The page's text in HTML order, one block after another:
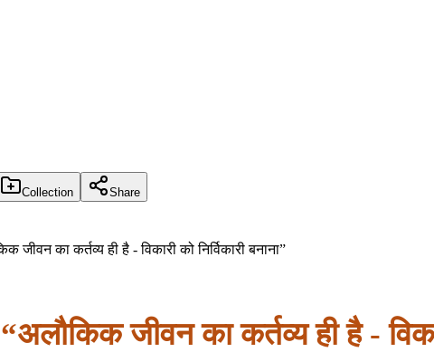
Collection Share
जीवन का कर्तव्य ही है - विकारी को निर्विकारी बनाना”
“अलौकिक जीवन का कर्तव्य ही है -